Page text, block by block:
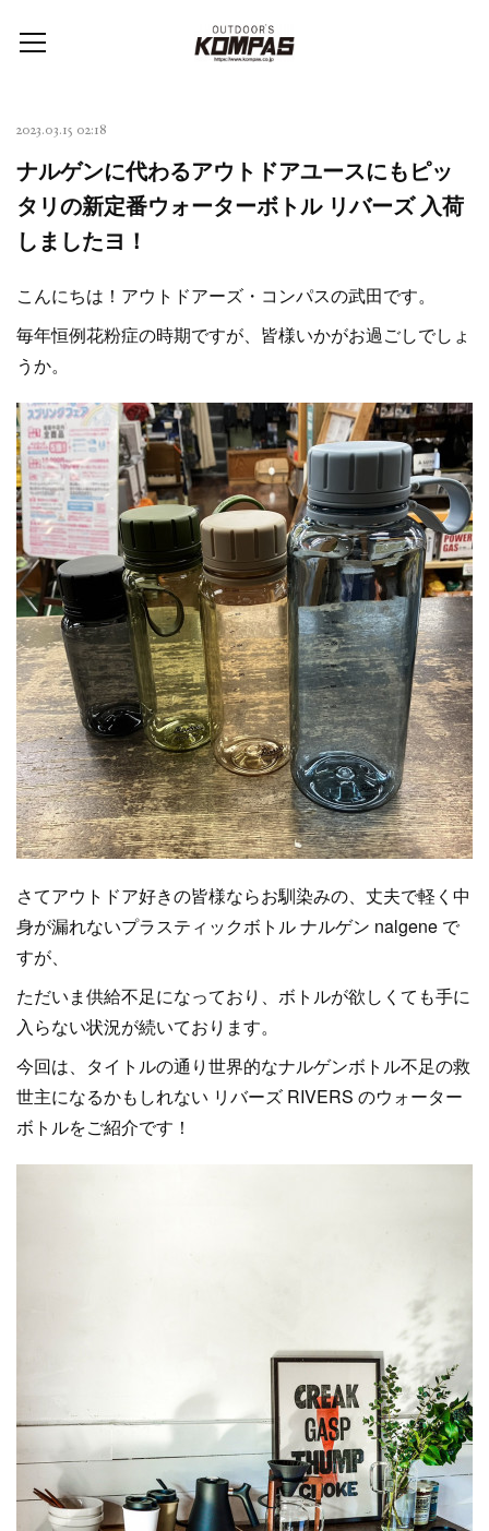
2023.03.15 02:18
ナルゲンに代わるアウトドアユースにもピッ
タリの新定番ウォーターボトル リバーズ 入荷
しましたヨ！
こんにちは！アウトドアーズ・コンパスの武田です。
毎年恒例花粉症の時期ですが、皆様いかがお過ごしでしょ
うか。
さてアウトドア好きの皆様ならお馴染みの、丈夫で軽く中
身が漏れないプラスティックボトル ナルゲン nalgene で
すが、
ただいま供給不足になっており、ボトルが欲しくても手に
入らない状況が続いております。
今回は、タイトルの通り世界的なナルゲンボトル不足の救
世主になるかもしれない リバーズ RIVERS のウォーター
ボトルをご紹介です！